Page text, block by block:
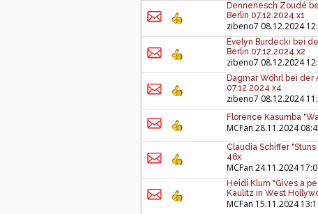
Dennenesch Zoudé
Berlin 07.12.2024 x1
zibeno7 08.12.2024
Evelyn Burdecki bei
Berlin 07.12.2024 x2
zibeno7 08.12.2024
Dagmar Wöhrl bei der
07.12.2024 x4
zibeno7 08.12.2024
Florence Kasumba
MCFan 28.11.2024
Claudia Schiffer
46x
MCFan 24.11.2024
Heidi Klum "Gives a
Kaulitz in West
MCFan 15.11.2024